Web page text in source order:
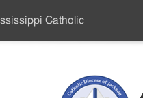
Catholic